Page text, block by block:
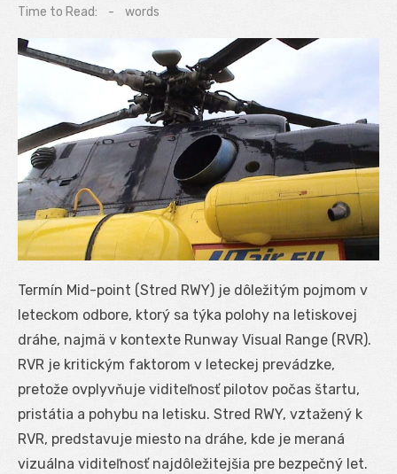
Time to Read:
- words
Termín Mid-point (Stred RWY) je dôležitým pojmom v
leteckom odbore, ktorý sa týka polohy na letiskovej
dráhe, najmä v kontexte Runway Visual Range (RVR).
RVR je kritickým faktorom v leteckej prevádzke,
pretože ovplyvňuje viditeľnosť pilotov počas štartu,
pristátia a pohybu na letisku. Stred RWY, vztažený k
RVR, predstavuje miesto na dráhe, kde je meraná
vizuálna viditeľnosť najdôležitejšia pre bezpečný let.